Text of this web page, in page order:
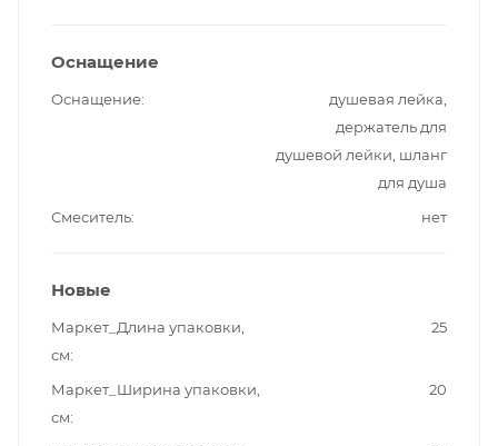
Оснащение
Оснащение
душевая лейка,
держатель для
душевой лейки, шланг
для душа
Смеситель
нет
Новые
Маркет_Длина упаковки,
см
25
Маркет_Ширина упаковки,
см
20